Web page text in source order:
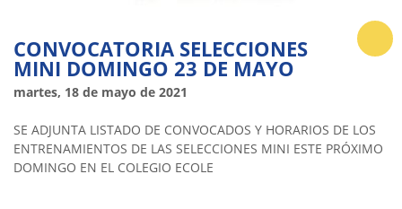
CONVOCATORIA SELECCIONES
MINI DOMINGO 23 DE MAYO
martes, 18 de mayo de 2021
SE ADJUNTA LISTADO DE CONVOCADOS Y HORARIOS DE LOS
ENTRENAMIENTOS DE LAS SELECCIONES MINI ESTE PRÓXIMO
DOMINGO EN EL COLEGIO ECOLE